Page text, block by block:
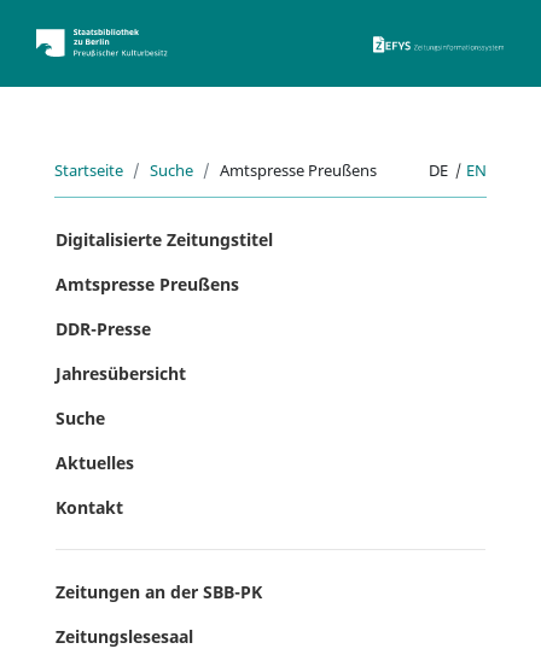
Startseite Suche Amtspresse Preußens DE | EN
Digitalisierte Zeitungstitel
Amtspresse Preußens
DDR-Presse
Jahresübersicht
Suche
Aktuelles
Kontakt
Zeitungen an der SBB-PK
Zeitungslesesaal